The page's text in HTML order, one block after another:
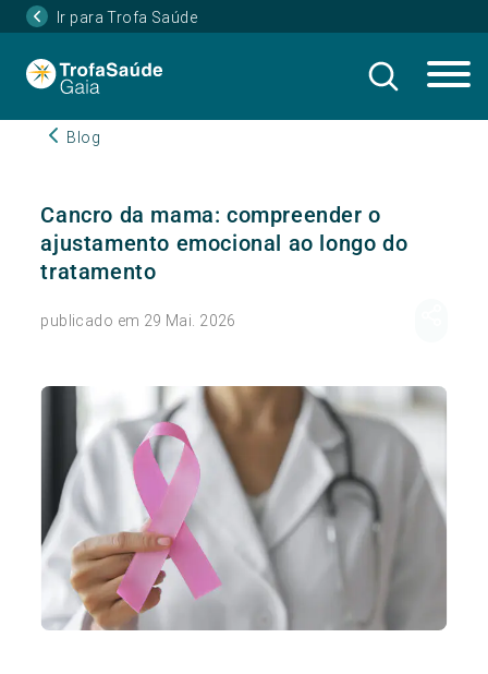
Ir para Trofa Saúde
Blog
Cancro da mama: compreender o
ajustamento emocional ao longo do
tratamento
publicado em 29 Mai. 2026